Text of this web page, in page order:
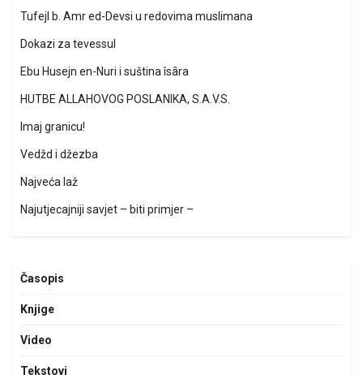
Tufejl b. Amr ed-Devsi u redovima muslimana
Dokazi za tevessul
Ebu Husejn en-Nuri i suština îsâra
HUTBE ALLAHOVOG POSLANIKA, S.A.V.S.
Imaj granicu!
Vedžd i džezba
Najveća laž
Najutjecajniji savjet – biti primjer –
Časopis
Knjige
Video
Tekstovi